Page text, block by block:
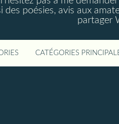
des poésies, avis aux
partager
CATÉGORIES